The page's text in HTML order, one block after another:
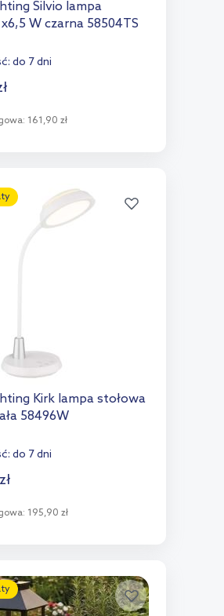
Silvio lampa
W czarna 58504TS
do 7 dni
161,90 zł
do porównania
Kirk lampa stołowa
58496W
do 7 dni
zł
195,90 zł
do porównania